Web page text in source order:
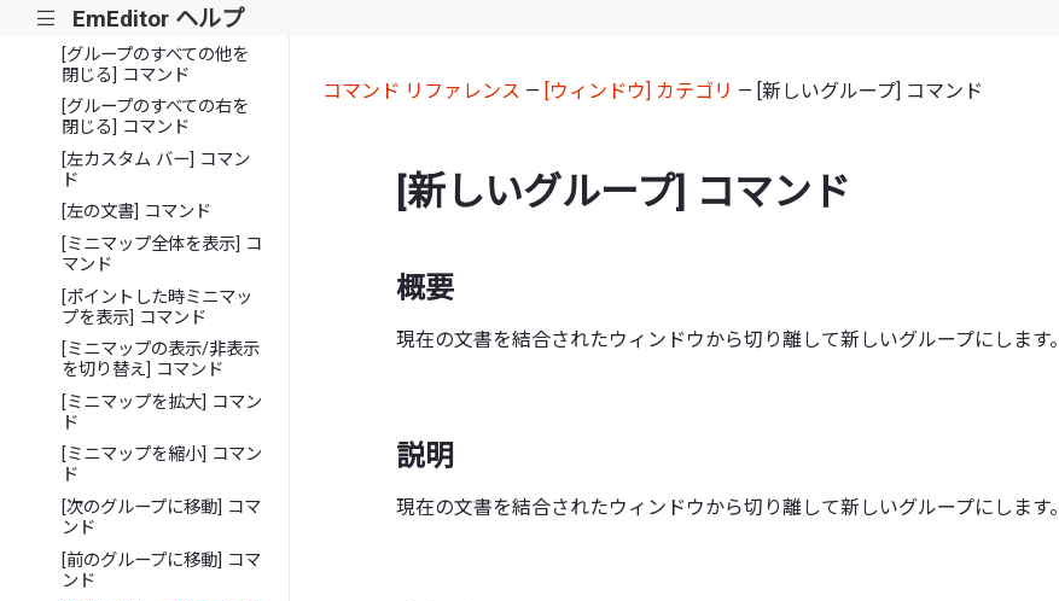
||| EmEditor ヘルプ
閉じる] コマンド
[グループのすべての他を
閉じる] コマンド
[グループのすべての右を
閉じる] コマンド
[左カスタム バー] コマン
ド
[左の文書] コマンド
[ミニマップ全体を表示] コ
マンド
[ポイントした時ミニマッ
プを表示] コマンド
[ミニマップの表示/非表示
を切り替え] コマンド
[ミニマップを拡大] コマン
ド
[ミニマップを縮小] コマン
ド
[次のグループに移動] コマ
ンド
[前のグループに移動] コマ
ンド
コマンド リファレンス — [ウィンドウ] カテゴリ — [新しいグループ] コマンド
[新しいグループ] コマンド
概要
現在の文書を結合されたウィンドウから切り離して新しいグループにします。
説明
現在の文書を結合されたウィンドウから切り離して新しいグループにします。